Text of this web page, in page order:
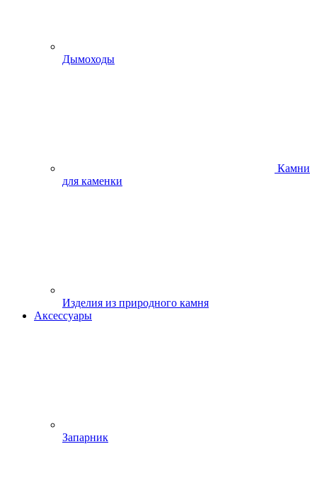
Дымоходы
Камни
для каменки
Изделия из природного камня
Аксессуары
Запарник